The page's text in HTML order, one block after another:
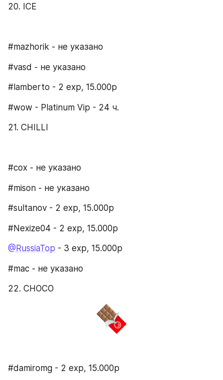
20. ICE
#mazhorik - не указано
#vasd - не указано
#lamberto - 2 exp, 15.000р
#wow - Platinum Vip - 24 ч.
21. CHILLI
#cox - не указано
#mison - не указано
#sultanov - 2 exp, 15.000p
#Nexize04 - 2 exp, 15.000p
@RussiaTop - 3 exp, 15.000p
#mac - не указано
22. CHOCO
#damiromg - 2 exp, 15.000p